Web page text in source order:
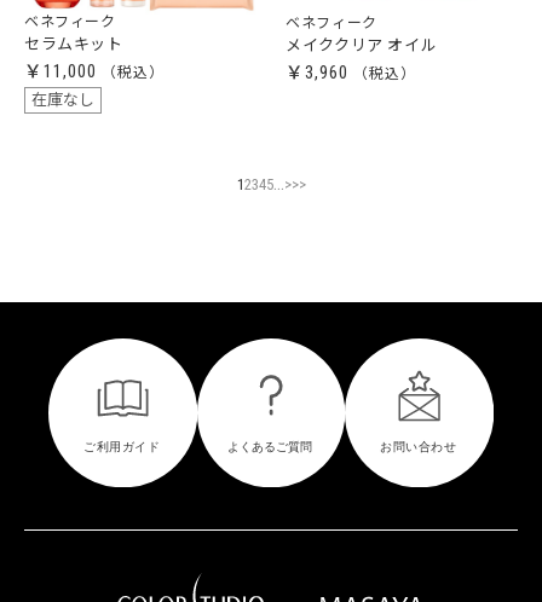
ベネフィーク
セラムキット
￥11,000
在庫なし
ベネフィーク
メイククリア オイル
￥3,960
12345...>>>